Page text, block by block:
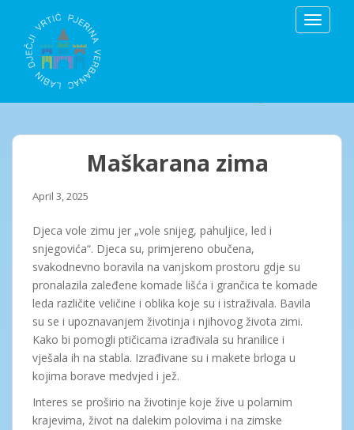
o
Maškarana zima
April 3, 2025
Djeca vole zimu jer „vole snijeg, pahuljice, led i
snjegovića“. Djeca su, primjereno obučena,
svakodnevno boravila na vanjskom prostoru gdje su
pronalazila zaleđene komade lišća i grančica te komade
leda različite veličine i oblika koje su i istraživala. Bavila
su se i upoznavanjem životinja i njihovog života zimi.
Kako bi pomogli ptičicama izrađivala su hranilice i
vješala ih na stabla. Izrađivane su i makete brloga u
kojima borave medvjed i jež.
Interes se proširio na životinje koje žive u polarnim
krajevima, život na dalekim polovima i na zimske